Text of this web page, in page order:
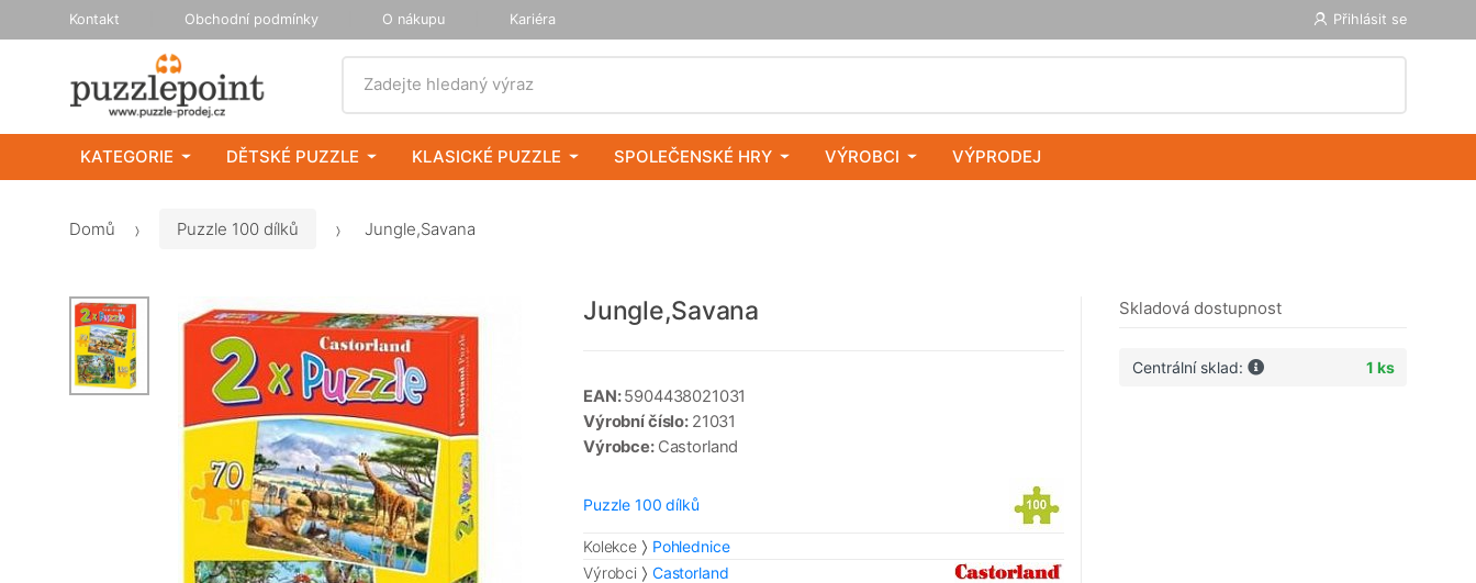
Kontakt Obchodní podmínky O nákupu Kariéra Přihlásit se
Zadejte hledaný výraz
KATEGORIE DĚTSKÉ PUZZLE KLASICKÉ PUZZLE SPOLEČENSKÉ HRY VÝROBCI VÝPRODEJ
Domů Puzzle 100 dílků Jungle,Savana
Jungle,Savana
EAN:5904438021031
Výrobní číslo: 21031
Výrobce: Castorland
Puzzle 100 dílků
Kolekce
Pohlednice
Výrobci
Castorland
Skladová dostupnost
Centrální sklad: 1 ks